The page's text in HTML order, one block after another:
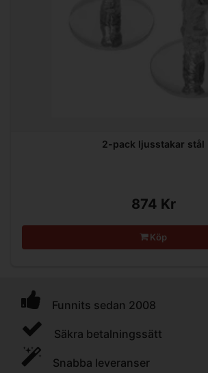
2-pack ljusstakar stål
874 Kr
Köp
Funnits sedan 2008
Säkra betalningssätt
Snabba leveranser